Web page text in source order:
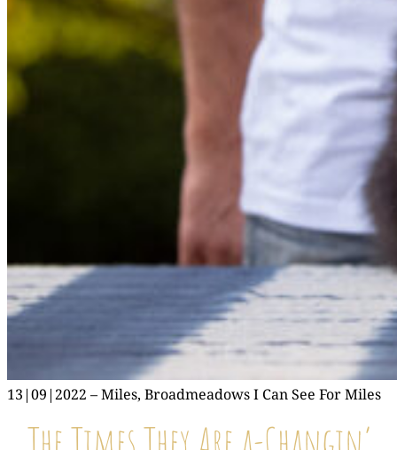
12|09|2022 – Miles, Broad­me­a­dows I Can See For Miles
13|09|2022 – Miles, Broad­me­a­dows I Can See For Miles